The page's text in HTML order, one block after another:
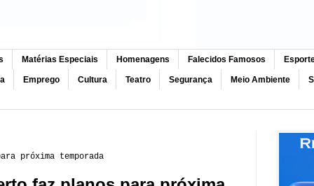
Matérias Especiais Homenagens Falecidos Famosos
Emprego Cultura Teatro Segurança Meio Ambiente
próxima temporada